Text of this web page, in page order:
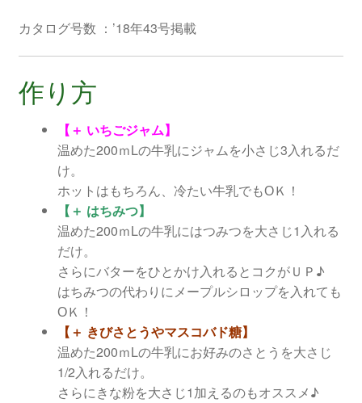
カタログ号数 ：’18年43号掲載
作り方
【＋ いちごジャム】
温めた200ｍLの牛乳にジャムを小さじ3入れるだ
け。
ホットはもちろん、冷たい牛乳でもОＫ！
【＋ はちみつ】
温めた200ｍLの牛乳にはつみつを大さじ1入れる
だけ。
さらにバターをひとかけ入れるとコクがＵＰ♪
はちみつの代わりにメープルシロップを入れても
ОＫ！
【＋ きびさとうやマスコバド糖】
温めた200ｍLの牛乳にお好みのさとうを大さじ
1/2入れるだけ。
さらにきな粉を大さじ1加えるのもオススメ♪